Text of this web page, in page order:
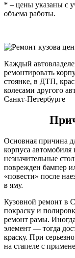
* – цены указаны с
объема работы.
Каждый
ремонтировать
стоянке, в ДТП,
колесами другого
Санкт-Петербурге —
Основная причина
корпуса
незначительные
поврежден бампер
«повести» после
в яму.
Кузовной ремонт в
покраску и
ремонт рамы.
элемент — тогда
краску. При
на стапеле с